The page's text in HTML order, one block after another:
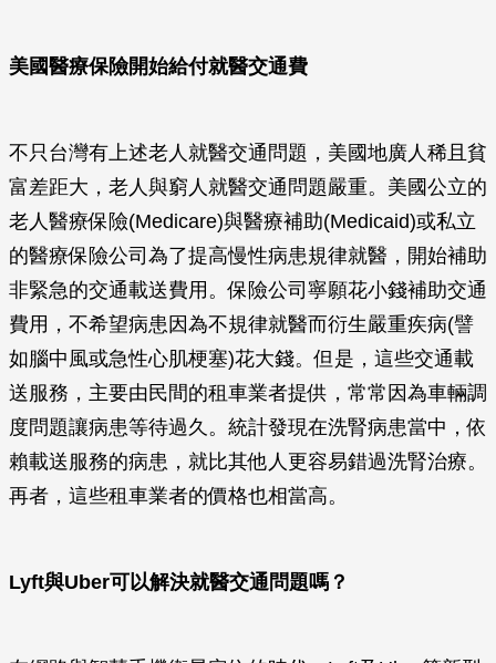
美國醫療保險開始給付就醫交通費
不只台灣有上述老人就醫交通問題，美國地廣人稀且貧
富差距大，老人與窮人就醫交通問題嚴重。美國公立的
老人醫療保險(Medicare)與醫療補助(Medicaid)或私立
的醫療保險公司為了提高慢性病患規律就醫，開始補助
非緊急的交通載送費用。保險公司寧願花小錢補助交通
費用，不希望病患因為不規律就醫而衍生嚴重疾病(譬
如腦中風或急性心肌梗塞)花大錢。但是，這些交通載
送服務，主要由民間的租車業者提供，常常因為車輛調
度問題讓病患等待過久。統計發現在洗腎病患當中，依
賴載送服務的病患，就比其他人更容易錯過洗腎治療。
再者，這些租車業者的價格也相當高。
Lyft與Uber可以解決就醫交通問題嗎？